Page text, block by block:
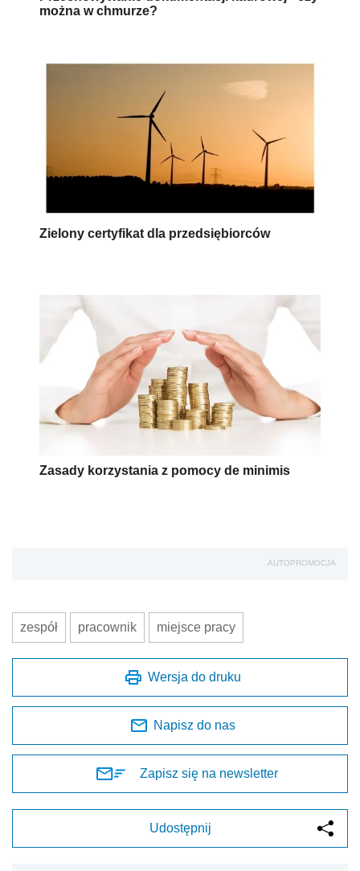
można w chmurze?
Zielony certyfikat dla przedsiębiorców
Zasady korzystania z pomocy de minimis
AUTOPROMOCJA
zespół pracownik miejsce pracy
Wersja do druku
Napisz do nas
Zapisz się na newsletter
Udostępnij